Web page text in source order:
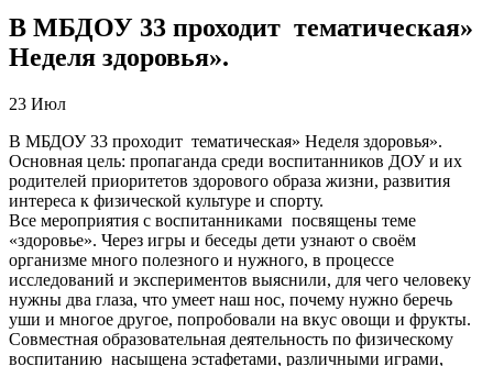
В МБДОУ 33 проходит тематическая»
Неделя здоровья».
23 Июл
В МБДОУ 33 проходит тематическая» Неделя здоровья».
Основная цель: пропаганда среди воспитанников ДОУ и их
родителей приоритетов здорового образа жизни, развития
интереса к физической культуре и спорту.
Все мероприятия с воспитанниками посвящены теме
«здоровье». Через игры и беседы дети узнают о своём
организме много полезного и нужного, в процессе
исследований и экспериментов выяснили, для чего человеку
нужны два глаза, что умеет наш нос, почему нужно беречь
уши и многое другое, попробовали на вкус овощи и фрукты.
Совместная образовательная деятельность по физическому
воспитанию насыщена эстафетами, различными играми,